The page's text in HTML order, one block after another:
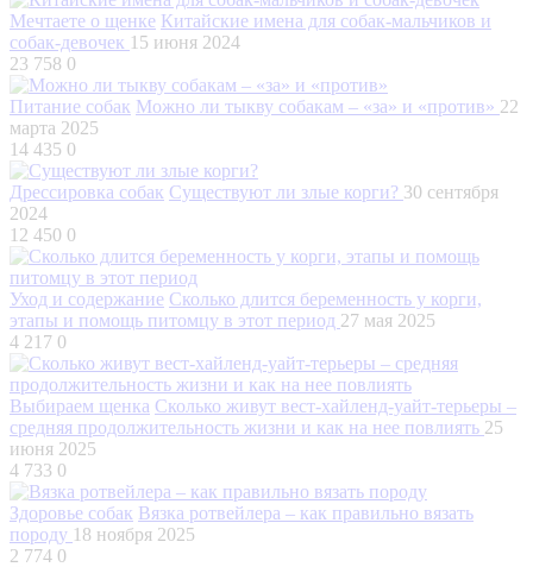
Мечтаете о щенке Китайские имена для собак-мальчиков и
собак-девочек 15 июня 2024
23 758 0
Питание собак Можно ли тыкву собакам – «за» и «против» 22
марта 2025
14 435 0
Дрессировка собак Существуют ли злые корги? 30 сентября
2024
12 450 0
Уход и содержание Сколько длится беременность у корги,
этапы и помощь питомцу в этот период 27 мая 2025
4 217 0
Выбираем щенка Сколько живут вест-хайленд-уайт-терьеры –
средняя продолжительность жизни и как на нее повлиять 25
июня 2025
4 733 0
Здоровье собак Вязка ротвейлера – как правильно вязать
породу 18 ноября 2025
2 774 0